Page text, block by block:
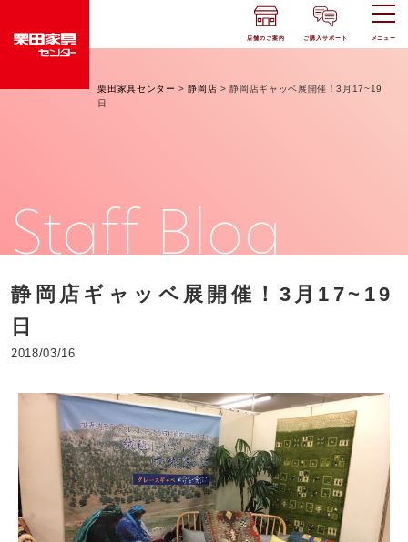
店舗のご案内 ご購入サポート メニュー
栗田家具センター >静岡店 >静岡店ギャッベ展開催！3月17~19
日
Staff Blog
静岡店ギャッベ展開催！3月17~19
日
2018/03/16